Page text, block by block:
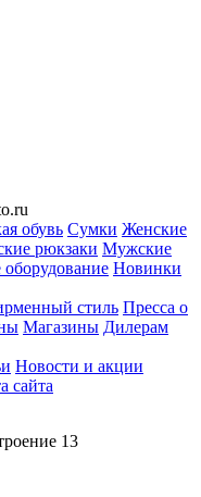
обувь Сумки Женские
рюкзаки Мужские
оборудование Новинки
стиль Пресса о
Магазины Дилерам
Новости и акции
сайта
13